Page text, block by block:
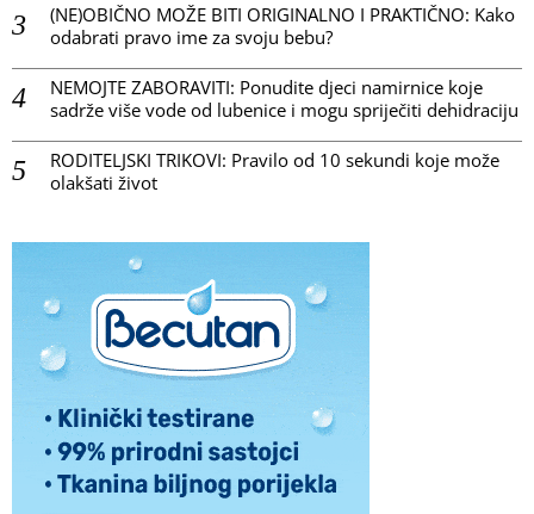
(NE)OBIČNO MOŽE BITI ORIGINALNO I PRAKTIČNO: Kako
odabrati pravo ime za svoju bebu?
NEMOJTE ZABORAVITI: Ponudite djeci namirnice koje
sadrže više vode od lubenice i mogu spriječiti dehidraciju
RODITELJSKI TRIKOVI: Pravilo od 10 sekundi koje može
olakšati život